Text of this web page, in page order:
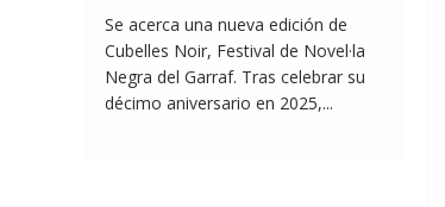
Se acerca una nueva edición de
Cubelles Noir, Festival de Novel·la
Negra del Garraf. Tras celebrar su
décimo aniversario en 2025,...